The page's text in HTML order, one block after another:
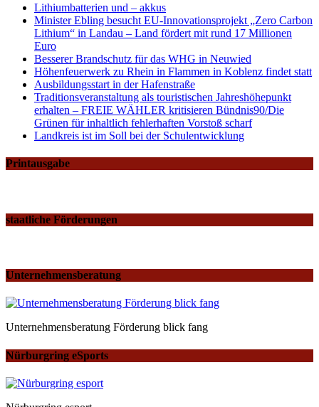
Lithiumbatterien und – akkus
Minister Ebling besucht EU-Innovationsprojekt „Zero Carbon
Lithium“ in Landau – Land fördert mit rund 17 Millionen
Euro
Besserer Brandschutz für das WHG in Neuwied
Höhenfeuerwerk zu Rhein in Flammen in Koblenz findet statt
Ausbildungsstart in der Hafenstraße
Traditionsveranstaltung als touristischen Jahreshöhepunkt
erhalten – FREIE WÄHLER kritisieren Bündnis90/Die
Grünen für inhaltlich fehlerhaften Vorstoß scharf
Landkreis ist im Soll bei der Schulentwicklung
Printausgabe
staatliche Förderungen
Unternehmensberatung
Unternehmensberatung Förderung blick fang
Nürburgring eSports